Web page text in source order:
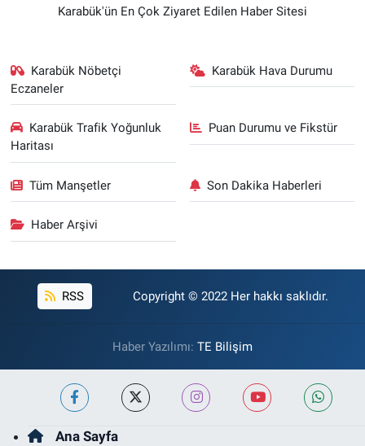
Karabük'ün En Çok Ziyaret Edilen Haber Sitesi
Karabük Nöbetçi
Eczaneler
Karabük Hava Durumu
Karabük Trafik Yoğunluk
Haritası
Puan Durumu ve Fikstür
Tüm Manşetler Son Dakika Haberleri
Haber Arşivi
RSS Copyright © 2022 Her hakkı saklıdır.
Haber Yazılımı: TE Bilişim
Ana Sayfa